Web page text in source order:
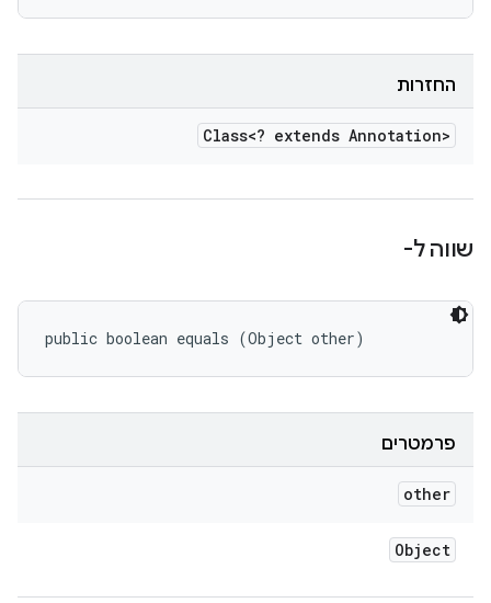
החזרות
Class<? extends Annotation>
שווה ל-
public boolean equals (Object other)
פרמטרים
other
Object